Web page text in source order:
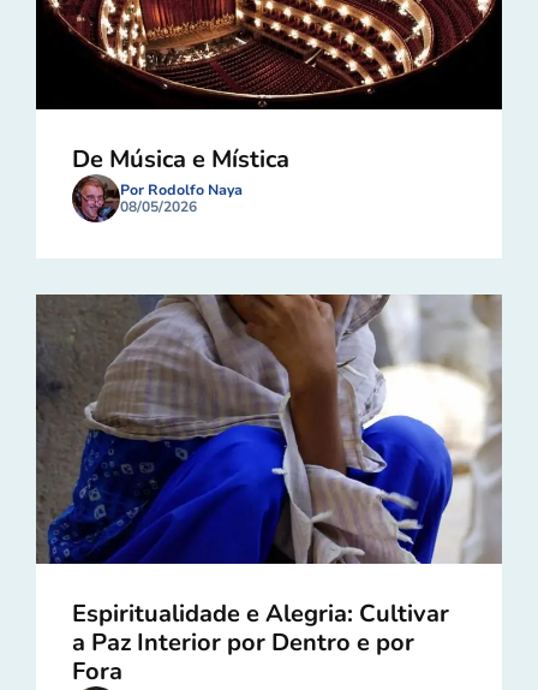
De Música e Mística
Por Rodolfo Naya
08/05/2026
Espiritualidade e Alegria: Cultivar
a Paz Interior por Dentro e por
Fora